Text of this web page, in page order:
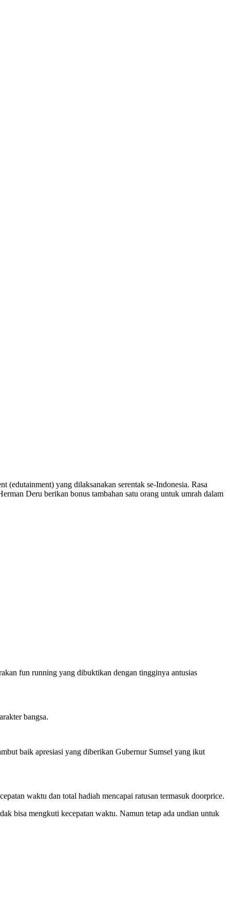
yang dilaksanakan serentak se-Indonesia. Rasa
Deru berikan bonus tambahan satu orang untuk umrah dalam
fun running yang dibuktikan dengan tingginya antusias
bangsa.
baik apresiasi yang diberikan Gubernur Sumsel yang ikut
waktu dan total hadiah mencapai ratusan termasuk doorprice.
bisa mengkuti kecepatan waktu. Namun tetap ada undian untuk